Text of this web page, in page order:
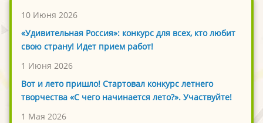
10 Июня 2026
«Удивительная Россия»: конкурс для всех, кто любит
свою страну! Идет прием работ!
1 Июня 2026
Вот и лето пришло! Стартовал конкурс летнего
творчества «С чего начинается лето?». Участвуйте!
1 Мая 2026